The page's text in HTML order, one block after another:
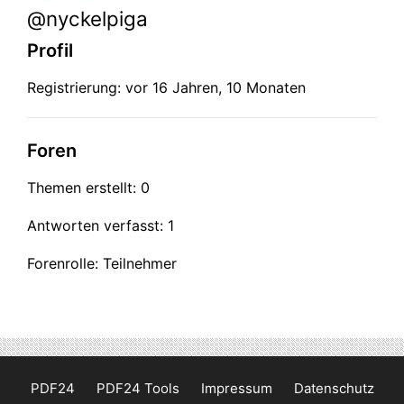
@nyckelpiga
Profil
Registrierung: vor 16 Jahren, 10 Monaten
Foren
Themen erstellt: 0
Antworten verfasst: 1
Forenrolle: Teilnehmer
PDF24 PDF24 Tools Impressum Datenschutz